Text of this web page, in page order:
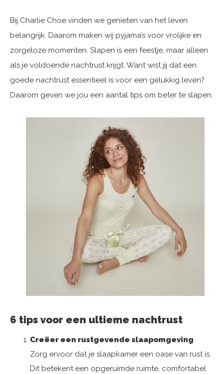
Bij Charlie Choe vinden we genieten van het leven
belangrijk. Daarom maken wij pyjama’s voor vrolijke en
zorgeloze momenten. Slapen is een feestje, maar alleen
als je voldoende nachtrust krijgt. Want wist jij dat een
goede nachtrust essentieel is voor een gelukkig leven?
Daarom geven we jou een aantal tips om beter te slapen.
6 tips voor een ultieme nachtrust
Creëer een rustgevende slaapomgeving
Zorg ervoor dat je slaapkamer een oase van rust is.
Dit betekent een opgeruimde ruimte, comfortabel